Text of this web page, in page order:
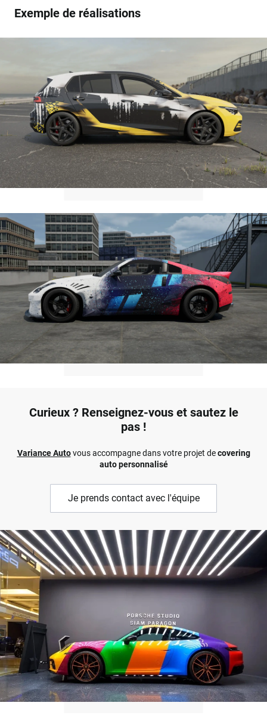
Exemple de réalisations
Curieux ? Renseignez-vous et sautez le
pas !
Variance Autovous accompagne dans votre projet decovering
auto personnalisé
Je prends contact avec l'équipe